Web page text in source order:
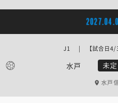
水戸 未定
J1 | 【試合日4/
水戸